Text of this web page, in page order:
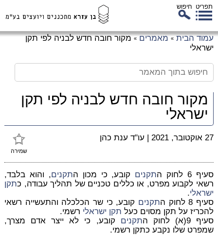
תפריט חיפוש
עמוד הבית » מאמרים » מקור חובה חדש לבניה לפי תקן
ישראלי
מקור חובה חדש לבניה לפי תקן
ישראלי
שמירה
27 אוקטובר, 2021 | עו"ד ענת כהן
סעיף 6 לחוק ה תקנים קובע, כי מכון התקנים, והוא בלבד,
רשאי לקבוע מפרט, או כללים טכניים של תהליך עבודה, כתקן
ישראלי.
סעיף 8 לחוק ה
תקנים קובע, כי שר הכלכלה והתעשייה רשאי
להכריז על תקן מסוים כעל תקן ישראלי רשמי.
סעיף 9(א) לחוק ה
תקנים קובע, כי לא ייצר אדם מצרך,
שמפרט שלו נקבע כתקן רשמי.